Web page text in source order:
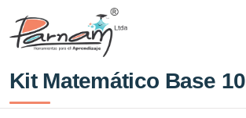
Kit Matemático Base 10